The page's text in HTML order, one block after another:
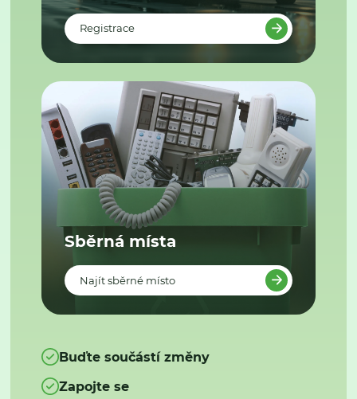
Registrace
Sběrná místa
Najít sběrné místo
Buďte součástí změny
Zapojte se